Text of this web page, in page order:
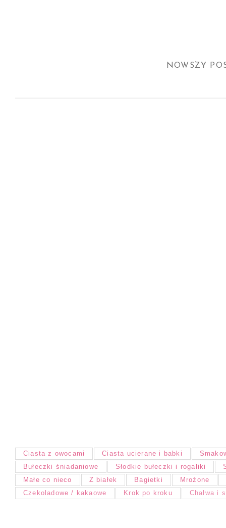
NOWSZY
Ciasta z owocami Ciasta ucierane i babki
Bułeczki śniadaniowe
Słodkie bułeczki i rogaliki
Małe co nieco
Z białek Bagietki
Mrożone
Czekoladowe / kakaowe
Krok po kroku Chałwa i